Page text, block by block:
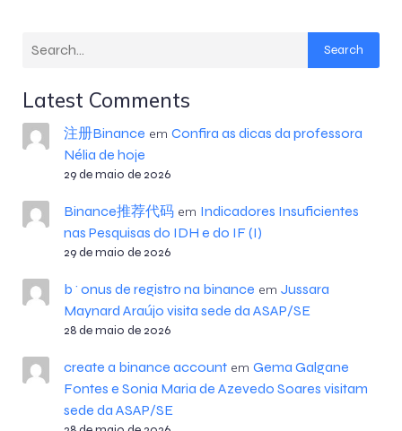
Search
Latest Comments
注册Binance em Confira as dicas da professora
Nélia de hoje
29 de maio de 2026
Binance推荐代码em Indicadores Insuficientes
nas Pesquisas do IDH e do IF (I)
29 de maio de 2026
b^onus de registro na binance em Jussara
Maynard Araújo visita sede da ASAP/SE
28 de maio de 2026
create a binance accountem Gema Galgane
Fontes e Sonia Maria de Azevedo Soares visitam
sede da ASAP/SE